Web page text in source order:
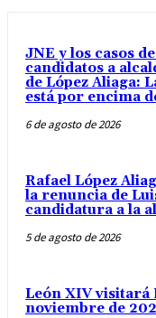
JNE y los casos
candidatos a
de López Aliaga:
está por encima
6 de agosto de 2026
Rafael López
la renuncia de
candidatura a la
5 de agosto de 2026
León XIV visitará
noviembre de